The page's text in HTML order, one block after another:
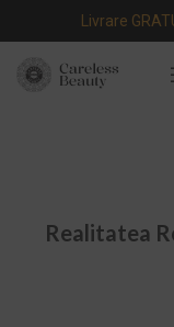
Livrare
Realitatea